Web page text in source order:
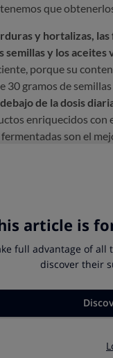
que
y hortalizas, las
semillas y los aceites
porque su
30 gramos de
de la dosis
enriquecidos con
son el
las
de primeras
Cuidacol